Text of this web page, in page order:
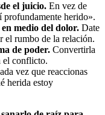
el juicio. En vez de
profundamente herido».
medio del dolor. Date
el rumbo de la relación.
de poder. Convertirla
el conflicto.
vez que reaccionas
herida estoy